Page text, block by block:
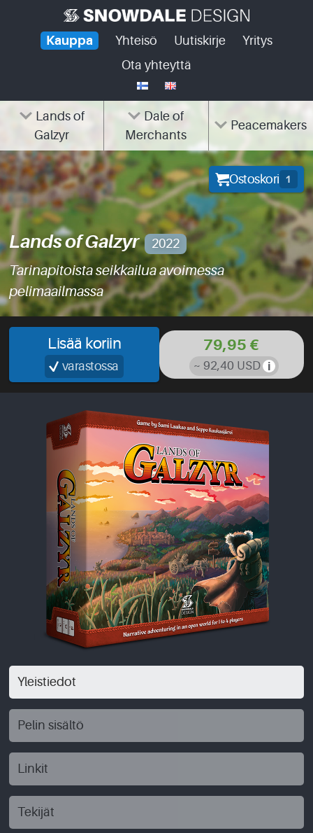
content Kauppa Yhteisö Uutiskirje
Yritys
Ota yhteyttä
Lands of
Galzyr
Dale of
Merchants
Peacemakers
Ostoskori 1
Lands of Galzyr 2022
Tarinapitoista seikkailua avoimessa
pelimaailmassa
Lisää koriin
varastossa
79,95 €
~ 92,40 USD
Yleistiedot
Pelin sisältö
Linkit
Tekijät